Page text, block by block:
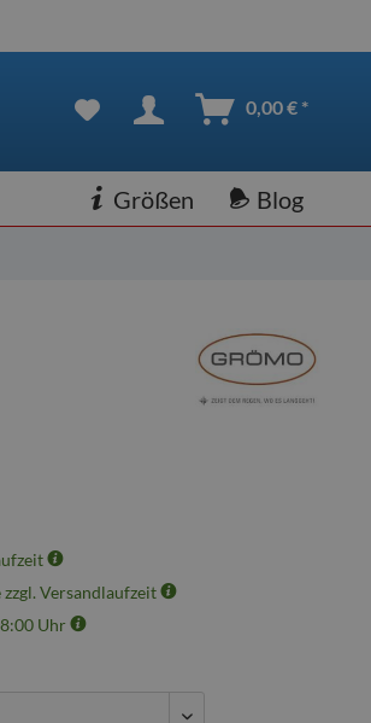
0,00 € *
Blog
Größen
zzgl. Versandlaufzeit
Uhr